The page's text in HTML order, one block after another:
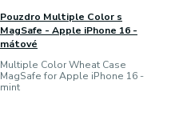
Pouzdro Multiple Color s
MagSafe - Apple iPhone 16 -
mátové
Multiple Color Wheat Case
MagSafe for Apple iPhone 16 -
mint